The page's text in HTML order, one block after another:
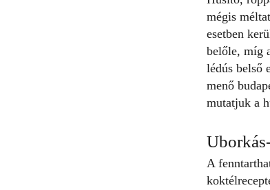
mégis
esetben
belőle, míg
lédús belső
menő
mutatjuk a
A